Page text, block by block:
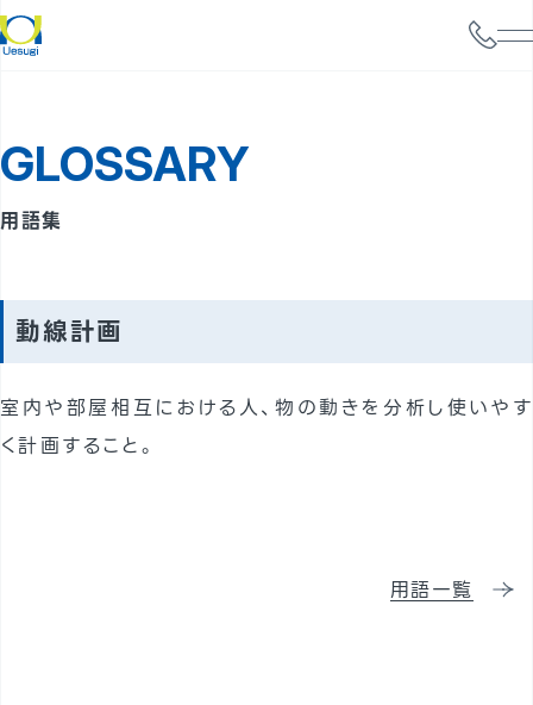
サービス案内
構造設計
携帯電話基地局強度検討
実績
GLOSSARY
用語集
動線計画
室内や部屋相互における人、物の動きを分析し使いやす
く計画すること。
用語一覧